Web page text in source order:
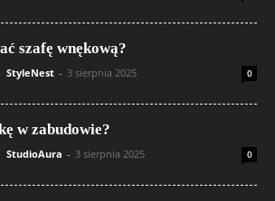
szafę wnękową?
StyleNest - 3 sierpnia 2025 0
w zabudowie?
StudioAura - 3 sierpnia 2025 0